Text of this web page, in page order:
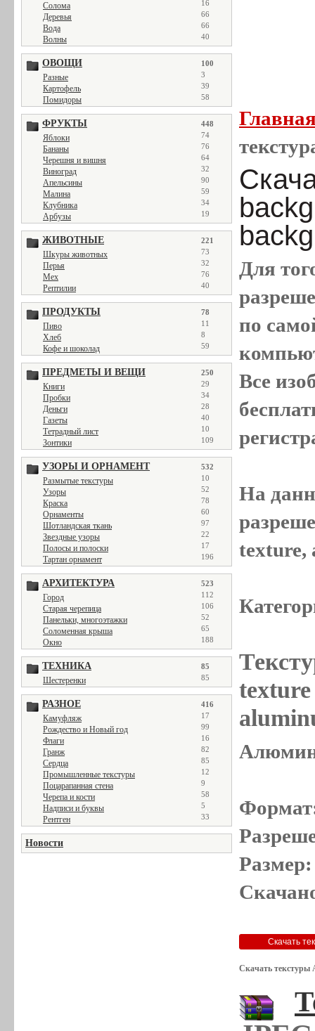
Солома 16
Деревья 66
Вода 66
Волны 40
ОВОЩИ 100
Разные 3
Картофель 39
Помидоры 58
ФРУКТЫ 448
Яблоки 74
Бананы 76
Черешня и вишня 64
Виноград 32
Апельсины 90
Малина 59
Клубника 34
Арбузы 19
ЖИВОТНЫЕ 221
Шкуры животных 73
Перья 32
Мех 76
Рептилии 40
ПРОДУКТЫ 78
Пиво 11
Хлеб 8
Кофе и шоколад 59
ПРЕДМЕТЫ И ВЕЩИ 250
Книги 29
Пробки 34
Деньги 28
Газеты 40
Тетрадный лист 10
Зонтики 109
УЗОРЫ И ОРНАМЕНТ 532
Размытые текстуры 10
Узоры 52
Краска 78
Орнаменты 60
Шотландская ткань 97
Звездные узоры 22
Полосы и полоски 17
Тартан орнамент 196
АРХИТЕКТУРА 523
Город 112
Старая черепица 106
Панельки, многоэтажки 52
Соломенная крыша 65
Окно 188
ТЕХНИКА 85
Шестеренки 85
РАЗНОЕ 416
Камуфляж 17
Рождество и Новый год 99
Флаги 16
Гранж 82
Сердца 85
Промышленные текстуры 12
Поцарапанная стена 9
Черепа и кости 58
Надписи и буквы 5
Рентген 33
Новости
Для
по
Все
На
texture,
Скачать